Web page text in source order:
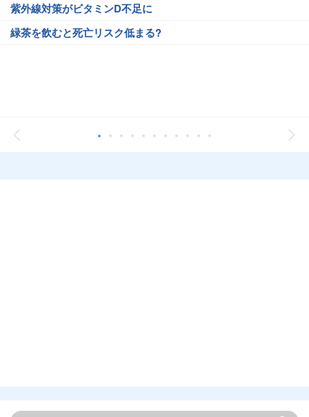
紫外線対策がビタミンD不足に
緑茶を飲むと死亡リスク低まる?